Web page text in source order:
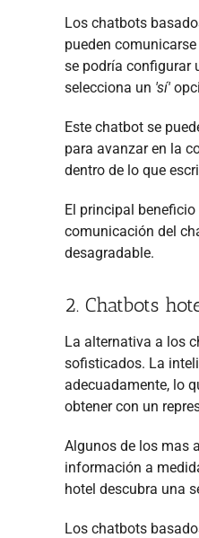
Los chatbots
pueden
se podría configurar
selecciona un 'sí'
Este chatbot se
para avanzar en la
dentro de lo que
El principal
comunicación del
desagradable.
2. Chatbots
La alternativa a los
sofisticados. La
adecuadamente, lo
obtener con un
Algunos de los mas
información a
hotel descubra una
Los chatbots